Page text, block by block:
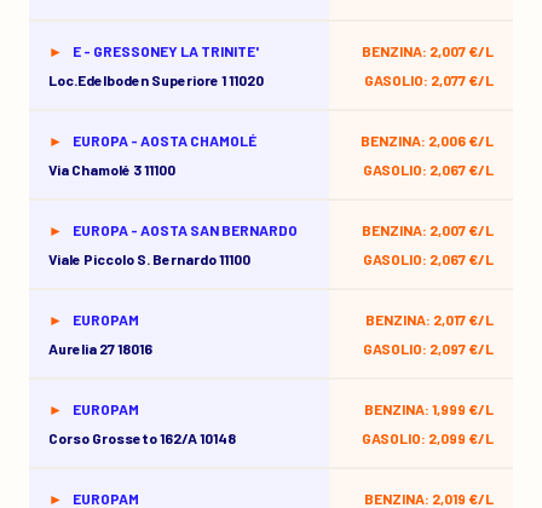
E - GRESSONEY LA TRINITE'
Loc.edelboden Superiore 1 11020
BENZINA: 2,007 €/L
GASOLIO: 2,077 €/L
EUROPA - AOSTA CHAMOLÉ
Via Chamolé 3 11100
BENZINA: 2,006 €/L
GASOLIO: 2,067 €/L
EUROPA - AOSTA SAN BERNARDO
Viale Piccolo S. Bernardo 11100
BENZINA: 2,007 €/L
GASOLIO: 2,067 €/L
EUROPAM
Aurelia 27 18016
BENZINA: 2,017 €/L
GASOLIO: 2,097 €/L
EUROPAM
Corso Grosseto 162/a 10148
BENZINA: 1,999 €/L
GASOLIO: 2,099 €/L
EUROPAM
BENZINA: 2,019 €/L